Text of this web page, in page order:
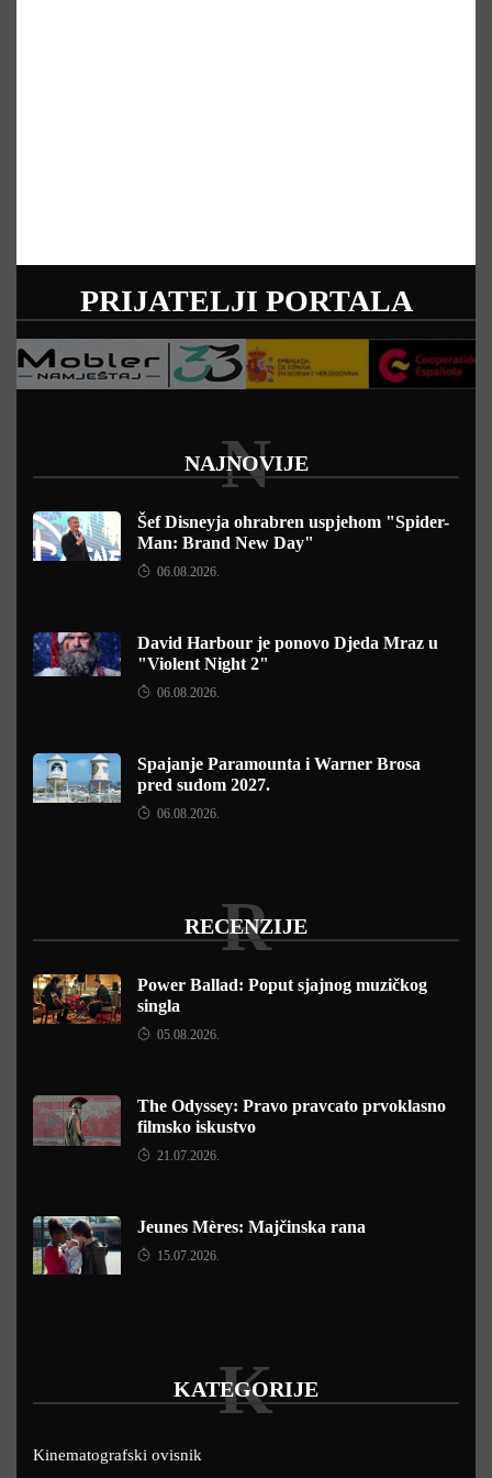
PRIJATELJI PORTALA
NAJNOVIJE
N
Šef Disneyja ohrabren uspjehom "Spider-
Man: Brand New Day"
06.08.2026.
David Harbour je ponovo Djeda Mraz u
"Violent Night 2"
06.08.2026.
Spajanje Paramounta i Warner Brosa
pred sudom 2027.
06.08.2026.
RECENZIJE
R
Power Ballad: Poput sjajnog muzičkog
singla
05.08.2026.
The Odyssey: Pravo pravcato prvoklasno
filmsko iskustvo
21.07.2026.
Jeunes Mères: Majčinska rana
15.07.2026.
KATEGORIJE
K
Kinematografski ovisnik